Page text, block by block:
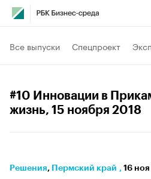
Все выпуски Спецпроект
#10 Инновации в
жизнь, 15 ноября 2018
Решения⁠, Пермский край , 16